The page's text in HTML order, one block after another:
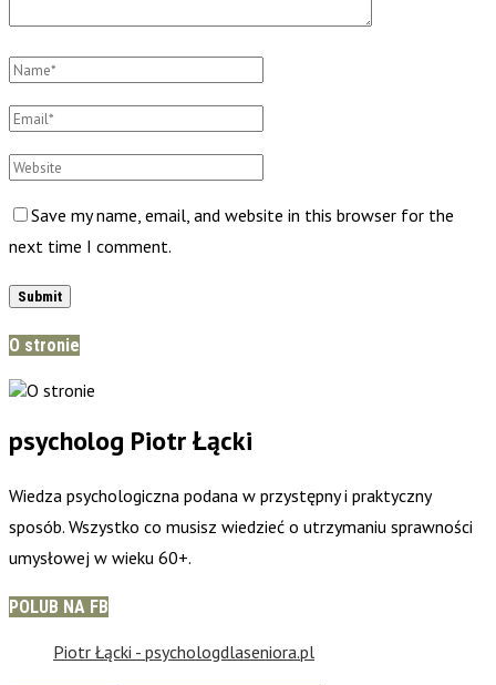
Save my name, email, and website in this browser for the
next time I comment.
O stronie
psycholog Piotr Łącki
Wiedza psychologiczna podana w przystępny i praktyczny
sposób. Wszystko co musisz wiedzieć o utrzymaniu sprawności
umysłowej w wieku 60+.
POLUB NA FB
Piotr Łącki - psychologdlaseniora.pl